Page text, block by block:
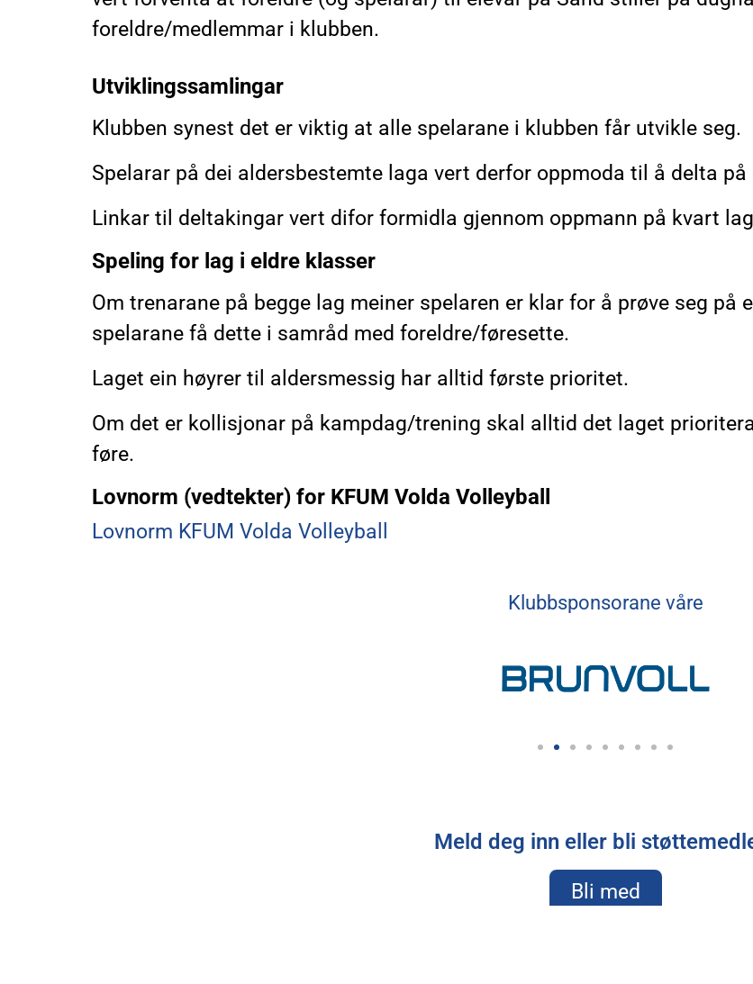
foreldre/medlemmar i klubben.
Utviklingssamlingar
Klubben synest det er viktig at alle spelarane i klubben får utvikle seg.
Spelarar på dei aldersbestemte laga vert derfor oppmoda til å delta
Linkar til deltakingar vert difor formidla gjennom oppmann på kvart
Speling for lag i eldre klasser
Om trenarane på begge lag meiner spelaren er klar for å prøve seg på
spelarane få dette i samråd med foreldre/føresette.
Laget ein høyrer til aldersmessig har alltid første prioritet.
Om det er kollisjonar på kampdag/trening skal alltid det laget
føre.
Lovnorm (vedtekter) for KFUM Volda Volleyball
Lovnorm KFUM Volda Volleyball
Klubbsponsorane våre
Meld deg inn eller bli
Bli med